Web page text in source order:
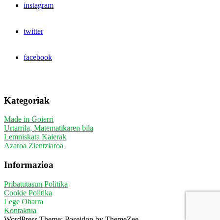
instagram
twitter
facebook
Kategoriak
Made in Goierri
Urtarrila, Matematikaren bila
Lemniskata Kaierak
Azaroa Zientziaroa
Informazioa
Pribatutasun Politika
Cookie Politika
Lege Oharra
Kontaktua